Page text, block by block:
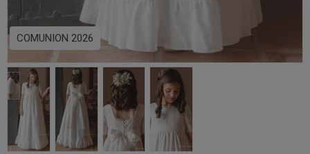
COMUNION 2026